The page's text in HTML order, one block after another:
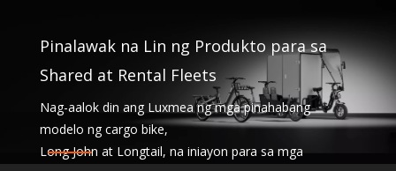
Pinalawak na Lin ng Produkto para sa
Shared at Rental Fleets
Nag-aalok din ang Luxmea ng mga pinahabang
modelo ng cargo bike,
Long John at Longtail, na iniayon para sa mga